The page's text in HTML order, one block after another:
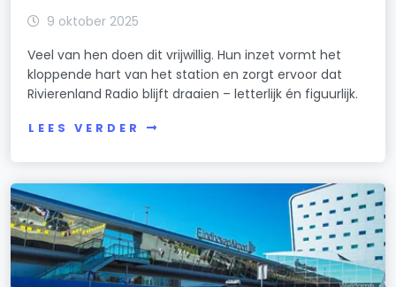
9 oktober 2025
Veel van hen doen dit vrijwillig. Hun inzet vormt het
kloppende hart van het station en zorgt ervoor dat
Rivierenland Radio blijft draaien – letterlijk én figuurlijk.
LEES VERDER